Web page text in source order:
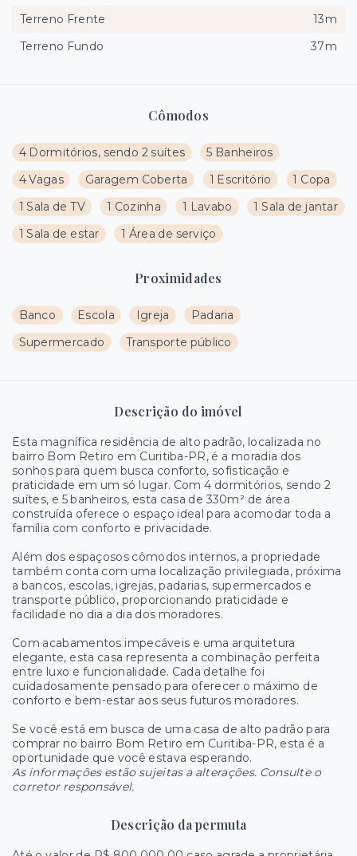
Cômodos
4 Dormitórios, sendo 2 suítes
5 Banheiros
4 Vagas
Garagem Coberta 1 Escritório
1 Copa
1 Sala de TV
1 Cozinha 1 Lavabo
1 Sala de jantar
1 Sala de estar
1 Área de serviço
Proximidades
Banco Escola Igreja
Padaria
Supermercado
Transporte público
Descrição do imóvel
Esta magnífica residência de alto padrão, localizada no
bairro Bom Retiro em Curitiba-PR, é a moradia dos
sonhos para quem busca conforto, sofisticação e
praticidade em um só lugar. Com 4 dormitórios, sendo 2
suítes, e 5 banheiros, esta casa de 330m² de área
construída oferece o espaço ideal para acomodar toda a
família com conforto e privacidade.
Além dos espaçosos cômodos internos, a propriedade
também conta com uma localização privilegiada, próxima
a bancos, escolas, igrejas, padarias, supermercados e
transporte público, proporcionando praticidade e
facilidade no dia a dia dos moradores.
Com acabamentos impecáveis e uma arquitetura
elegante, esta casa representa a combinação perfeita
entre luxo e funcionalidade. Cada detalhe foi
cuidadosamente pensado para oferecer o máximo de
conforto e bem-estar aos seus futuros moradores.
Se você está em busca de uma casa de alto padrão para
comprar no bairro Bom Retiro em Curitiba-PR, esta é a
oportunidade que você estava esperando.
As informações estão sujeitas a alterações. Consulte o
corretor responsável.
Descrição da permuta
Terreno Frente
13m
Terreno Fundo
37m